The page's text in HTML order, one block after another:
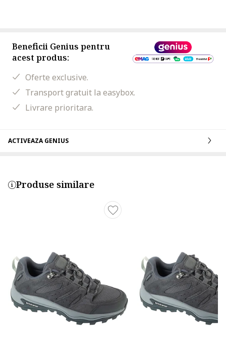
Beneficii Genius pentru
acest produs:
Oferte exclusive.
Transport gratuit la easybox.
Livrare prioritara.
ACTIVEAZA GENIUS
Produse similare